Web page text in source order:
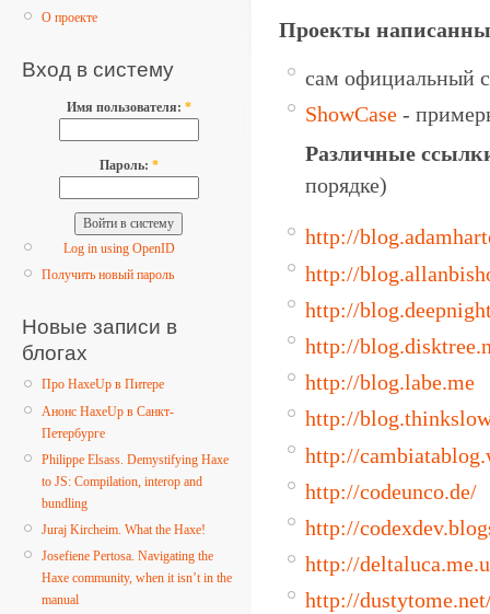
О проекте
Вход в систему
Имя пользователя: *
Пароль: *
Log in using OpenID
Получить новый пароль
Новые записи в
блогах
Про HaxeUp в Питере
Анонс HaxeUp в Санкт-
Петербурге
Philippe Elsass. Demystifying Haxe
to JS: Compilation, interop and
bundling
Juraj Kircheim. What the Haxe!
Josefiene Pertosa. Navigating the
Haxe community, when it isn’t in the
manual
Проекты
сам официальный
ShowCase -
Различные
порядке)
http://
http://
http://
http://
http://blog.labe.me
http://
http://
http://codeunco.de/
http://
http://
http://